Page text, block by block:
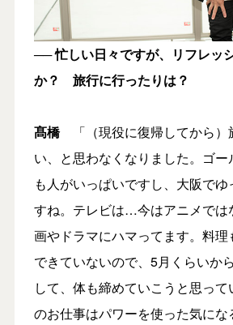
── 忙しい日々ですが、リフレッ
か？ 旅行に行ったりは？
髙橋「（現役に復帰してから）
い、と思わなくなりました。ゴー
も人がいっぱいですし、大阪で
すね。テレビは…今はアニメでは
画やドラマにハマってます。料理
できていないので、5月くらいか
して、体も締めていこうと思っ
のお仕事はパワーを使った気にな